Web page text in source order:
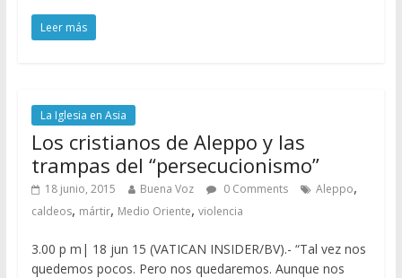
Leer más
La Iglesia en Asia
Los cristianos de Aleppo y las
trampas del “persecucionismo”
18 junio, 2015 Buena Voz 0 Comments Aleppo,
caldeos, mártir, Medio Oriente, violencia
3.00 p m| 18 jun 15 (VATICAN INSIDER/BV).- “Tal vez nos
quedemos pocos. Pero nos quedaremos. Aunque nos